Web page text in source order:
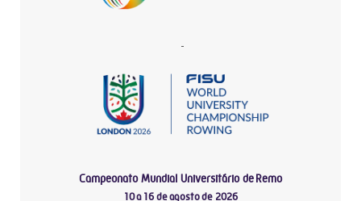
-
Campeonato Mundial Universitário de Remo
10 a 16 de agosto de 2026